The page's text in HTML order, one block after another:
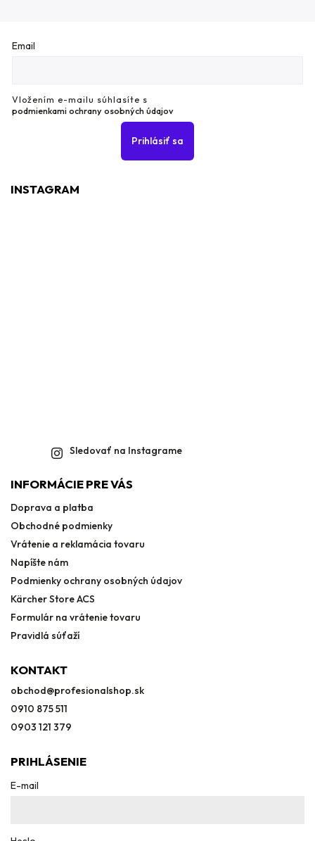
Email
Vložením e-mailu súhlasíte s
podmienkami ochrany osobných údajov
Prihlásiť sa
INSTAGRAM
Sledovať na Instagrame
INFORMÁCIE PRE VÁS
Doprava a platba
Obchodné podmienky
Vrátenie a reklamácia tovaru
Napíšte nám
Podmienky ochrany osobných údajov
Kärcher Store ACS
Formulár na vrátenie tovaru
Pravidlá súťaží
KONTAKT
obchod@profesionalshop.sk
0910 875 511
0903 121 379
PRIHLÁSENIE
E-mail